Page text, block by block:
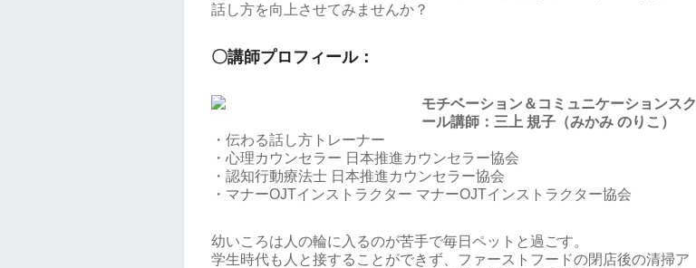
話し方を向上させてみませんか？
〇講師プロフィール：
モチベーション＆コミュニケーションスク
ール講師：三上 規子（みかみ のりこ）
・伝わる話し方トレーナー
・心理カウンセラー 日本推進カウンセラー協会
・認知行動療法士 日本推進カウンセラー協会
・マナーOJTインストラクター マナーOJTインストラクター協会
幼いころは人の輪に入るのが苦手で毎日ペットと過ごす。
学生時代も人と接することができず、ファーストフードの閉店後の清掃ア